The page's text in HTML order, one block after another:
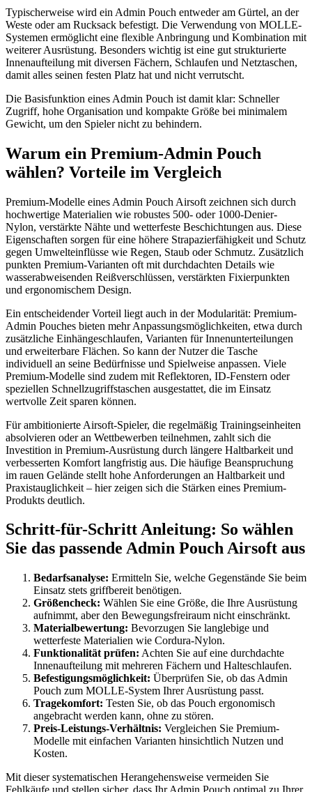
Typischerweise wird ein Admin Pouch entweder am Gürtel, an der
Weste oder am Rucksack befestigt. Die Verwendung von MOLLE-
Systemen ermöglicht eine flexible Anbringung und Kombination mit
weiterer Ausrüstung. Besonders wichtig ist eine gut strukturierte
Innenaufteilung mit diversen Fächern, Schlaufen und Netztaschen,
damit alles seinen festen Platz hat und nicht verrutscht.
Die Basisfunktion eines Admin Pouch ist damit klar: Schneller
Zugriff, hohe Organisation und kompakte Größe bei minimalem
Gewicht, um den Spieler nicht zu behindern.
Warum ein Premium-Admin Pouch
wählen? Vorteile im Vergleich
Premium-Modelle eines Admin Pouch Airsoft zeichnen sich durch
hochwertige Materialien wie robustes 500- oder 1000-Denier-
Nylon, verstärkte Nähte und wetterfeste Beschichtungen aus. Diese
Eigenschaften sorgen für eine höhere Strapazierfähigkeit und Schutz
gegen Umwelteinflüsse wie Regen, Staub oder Schmutz. Zusätzlich
punkten Premium-Varianten oft mit durchdachten Details wie
wasserabweisenden Reißverschlüssen, verstärkten Fixierpunkten
und ergonomischem Design.
Ein entscheidender Vorteil liegt auch in der Modularität: Premium-
Admin Pouches bieten mehr Anpassungsmöglichkeiten, etwa durch
zusätzliche Einhängeschlaufen, Varianten für Innenunterteilungen
und erweiterbare Flächen. So kann der Nutzer die Tasche
individuell an seine Bedürfnisse und Spielweise anpassen. Viele
Premium-Modelle sind zudem mit Reflektoren, ID-Fenstern oder
speziellen Schnellzugriffstaschen ausgestattet, die im Einsatz
wertvolle Zeit sparen können.
Für ambitionierte Airsoft-Spieler, die regelmäßig Trainingseinheiten
absolvieren oder an Wettbewerben teilnehmen, zahlt sich die
Investition in Premium-Ausrüstung durch längere Haltbarkeit und
verbesserten Komfort langfristig aus. Die häufige Beanspruchung
im rauen Gelände stellt hohe Anforderungen an Haltbarkeit und
Praxistauglichkeit – hier zeigen sich die Stärken eines Premium-
Produkts deutlich.
Schritt-für-Schritt Anleitung: So wählen
Sie das passende Admin Pouch Airsoft aus
Bedarfsanalyse: Ermitteln Sie, welche Gegenstände Sie beim
Einsatz stets griffbereit benötigen.
Größencheck: Wählen Sie eine Größe, die Ihre Ausrüstung
aufnimmt, aber den Bewegungsfreiraum nicht einschränkt.
Materialbewertung: Bevorzugen Sie langlebige und
wetterfeste Materialien wie Cordura-Nylon.
Funktionalität prüfen: Achten Sie auf eine durchdachte
Innenaufteilung mit mehreren Fächern und Halteschlaufen.
Befestigungsmöglichkeit: Überprüfen Sie, ob das Admin
Pouch zum MOLLE-System Ihrer Ausrüstung passt.
Tragekomfort: Testen Sie, ob das Pouch ergonomisch
angebracht werden kann, ohne zu stören.
Preis-Leistungs-Verhältnis: Vergleichen Sie Premium-
Modelle mit einfachen Varianten hinsichtlich Nutzen und
Kosten.
Mit dieser systematischen Herangehensweise vermeiden Sie